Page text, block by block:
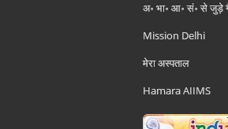
अ॰ भा॰ आ॰ सं॰ से जुड़े
Mission Delhi
मेरा अस्पताल
Hamara AIIMS